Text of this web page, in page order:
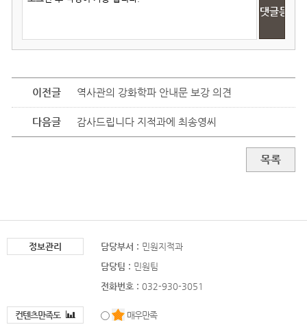
이전글 역사관의 강화학파 안내문 보강 의견
다음글 감사드립니다 지적과에 최송영씨
목록
정보관리 담당부서 : 민원지적과
담당팀 : 민원팀
전화번호 : 032-930-3051
컨텐츠만족도
매우만족